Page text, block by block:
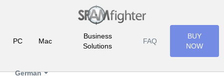
PC Mac
Business
Solutions
FAQ
BUY
NOW
German